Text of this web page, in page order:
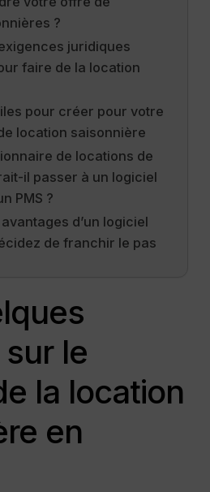
?
juridiques
faire de la location
pour créer pour votre
location saisonnière
de locations de
il passer à un logiciel
PMS ?
d’un logiciel
de franchir le pas
le
la location
en